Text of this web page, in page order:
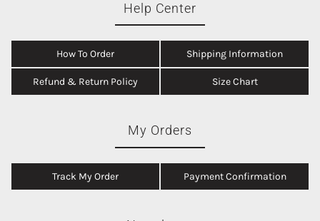
Help Center
How To Order Shipping Information
Refund & Return Policy Size Chart
My Orders
Track My Order Payment Confirmation